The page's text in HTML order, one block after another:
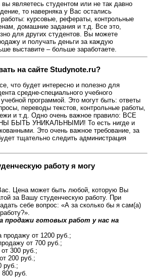
являетесь студентом или не так давно
то наверняка у Вас остались
курсовые, рефераты, контрольные
домашние задания и т.д. Все это,
для других студентов. Вы можете
и получать деньги за каждую
выставите – больше заработаете.
на сайте Studynote.ru?
что будет интересно и полезно для
средне-специального учебного
программой. Это могут быть: ответы
переводы текстов, контрольные работы,
и т.д. Одно очень важное правило: ВСЕ
БЫТЬ УНИКАЛЬНЫМИ! То есть нигде и
Это очень важное требование, за
тщательно следить администрация
работу я могу
Цена может быть любой, которую Вы
за Вашу студенческую работу. При
себе вопрос: «А за сколько бы я сам(а)
продажи готовых работ у нас на
продажу от 1200 руб.;
от 700 руб.;
300 руб.;
200 руб.;
руб.;
800 руб.